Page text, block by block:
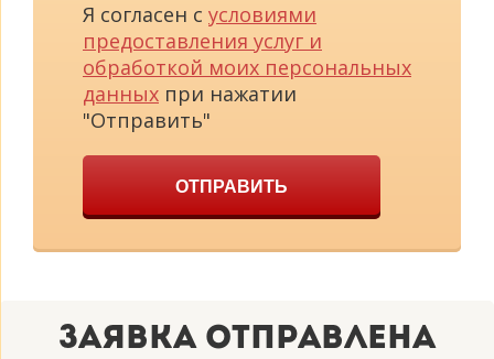
Я согласен с условиями
предоставления услуг и
обработкой моих персональных
данных при нажатии
"Отправить"
ОТПРАВИТЬ
Заявка отправлена